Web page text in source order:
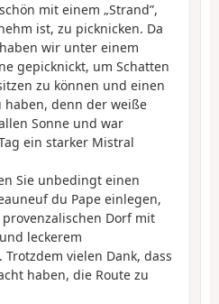
mit einem „Strand”,
ist, zu picknicken. Da
wir unter einem
gepicknickt, um Schatten
zu können und einen
haben, denn der weiße
Sonne und war
ein starker Mistral
Sie unbedingt einen
du Pape einlegen,
Dorf mit
leckerem
vielen Dank, dass
haben, die Route zu